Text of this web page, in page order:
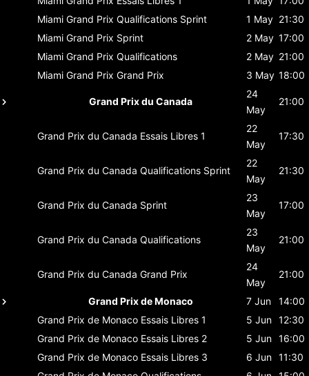
Miami Grand Prix Qualifications Sprint 1 May 21:30
Miami Grand Prix Sprint 2 May 17:00
Miami Grand Prix Qualifications 2 May 21:00
Miami Grand Prix Grand Prix 3 May 18:00
Grand Prix du Canada
24
May
21:00
Grand Prix du Canada Essais Libres 1
22
May
17:30
Grand Prix du Canada Qualifications Sprint
22
May
21:30
Grand Prix du Canada Sprint
23
May
17:00
Grand Prix du Canada Qualifications
23
May
21:00
Grand Prix du Canada Grand Prix
24
May
21:00
Grand Prix de Monaco 7 Jun
14:00
Grand Prix de Monaco Essais Libres 1 5 Jun 12:30
Grand Prix de Monaco Essais Libres 2 5 Jun 16:00
Grand Prix de Monaco Essais Libres 3 6 Jun 11:30